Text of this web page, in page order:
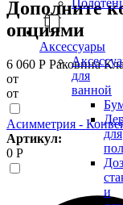
Аксессуары
для
ванной
для
и
Дополните
опциями
6 060 Р Раковина
от
от
Асимметрия -
Артикул:
0 Р